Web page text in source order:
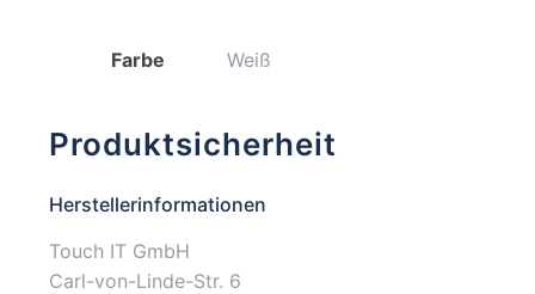
Farbe Weiß
Produktsicherheit
Herstellerinformationen
Touch IT GmbH
Carl-von-Linde-Str. 6